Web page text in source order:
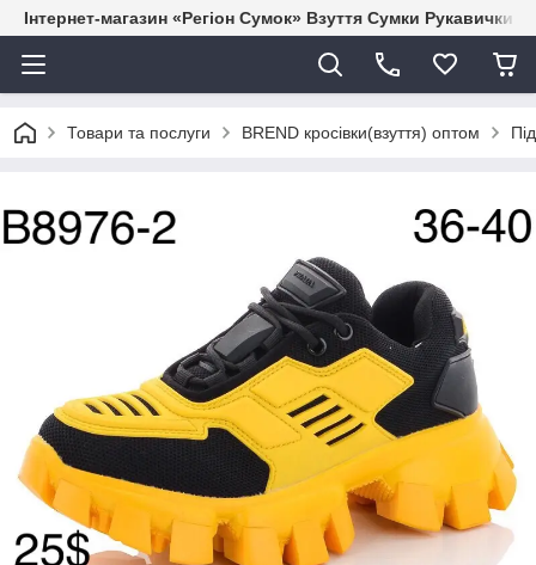
Інтернет-магазин «Регіон Сумок» Взуття Сумки Рукавички
Товари та послуги BREND кросівки(взуття) оптом